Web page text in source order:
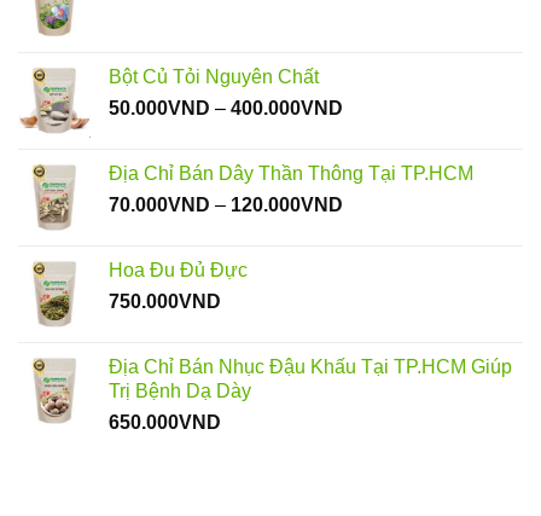
Bột Củ Tỏi Nguyên Chất
50.000VND – 400.000VND
50.000VND
Địa Chỉ Bán Dây Thần Thông Tại TP.HCM
70.000VND – 120.000VND
Hoa Đu Đủ Đực
750.000VND
Địa Chỉ Bán Nhục Đậu Khấu Tại TP.HCM Giúp
Trị Bệnh Dạ Dày
650.000VND